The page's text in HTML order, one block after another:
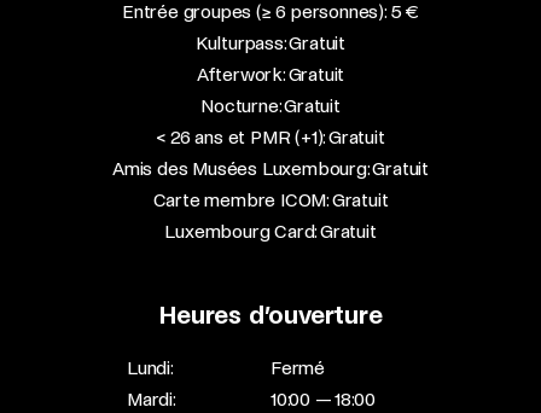
Entrée groupes (≥ 6 personnes): 5 €
Kulturpass: Gratuit
Afterwork: Gratuit
Nocturne: Gratuit
< 26 ans et PMR (+1): Gratuit
Amis des Musées Luxembourg: Gratuit
Carte membre ICOM: Gratuit
Luxembourg Card: Gratuit
Heures d’ouverture
Lundi:
Fermé
Mardi:
10:00 — 18:00